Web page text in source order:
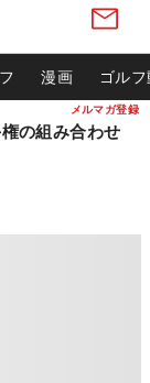
メルマガ登録
漫画 ゴル
の組み合わせ